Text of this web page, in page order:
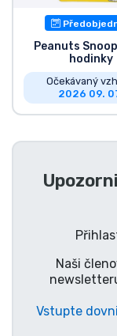
Peanuts
hodinky
Očekávaný
2026 09.
Naši
Vstupte